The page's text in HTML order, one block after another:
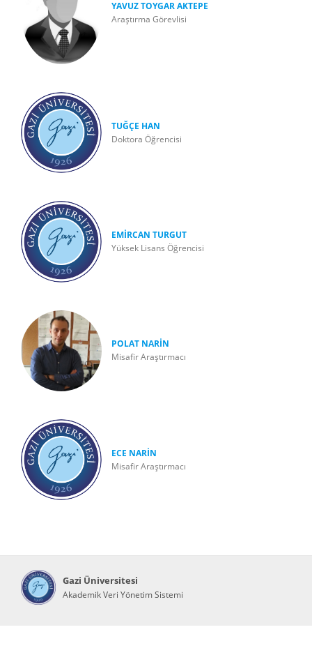
YAVUZ TOYGAR AKTEPE
Araştırma Görevlisi
TUĞÇE HAN
Doktora Öğrencisi
EMİRCAN TURGUT
Yüksek Lisans Öğrencisi
POLAT NARİN
Misafir Araştırmacı
ECE NARİN
Misafir Araştırmacı
Gazi Üniversitesi
Akademik Veri Yönetim Sistemi